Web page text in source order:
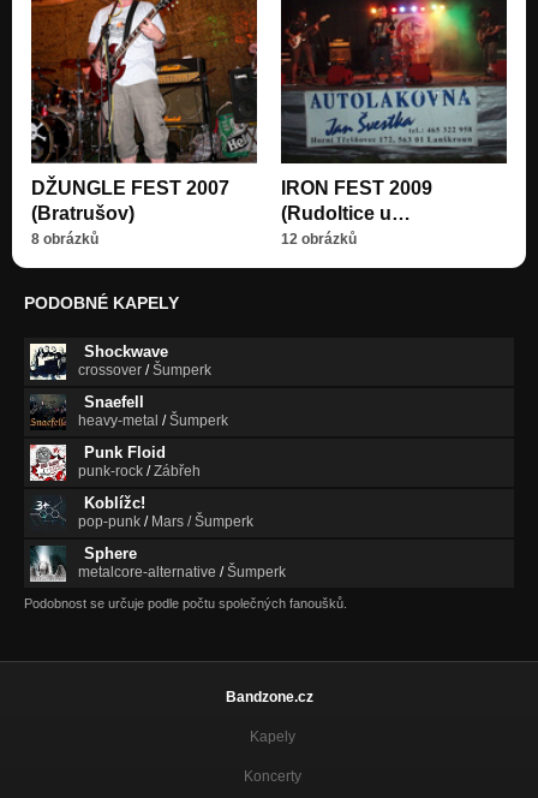
DŽUNGLE FEST 2007
(Bratrušov)
8 obrázků
IRON FEST 2009
(Rudoltice u…
12 obrázků
PODOBNÉ KAPELY
Shockwave
crossover /Šumperk
Snaefell
heavy-metal /Šumperk
Punk Floid
punk-rock /Zábřeh
Koblížc!
pop-punk / Mars / Šumperk
Sphere
metalcore-alternative /Šumperk
Podobnost se určuje podle počtu společných fanoušků.
Bandzone.cz
Kapely
Koncerty